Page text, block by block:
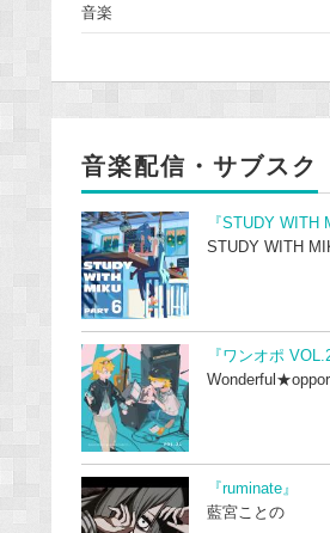
音楽
音楽配信・サブスク
『STUDY WITH
STUDY WITH
『ワンオポ
『ruminate』
藍宮ことの